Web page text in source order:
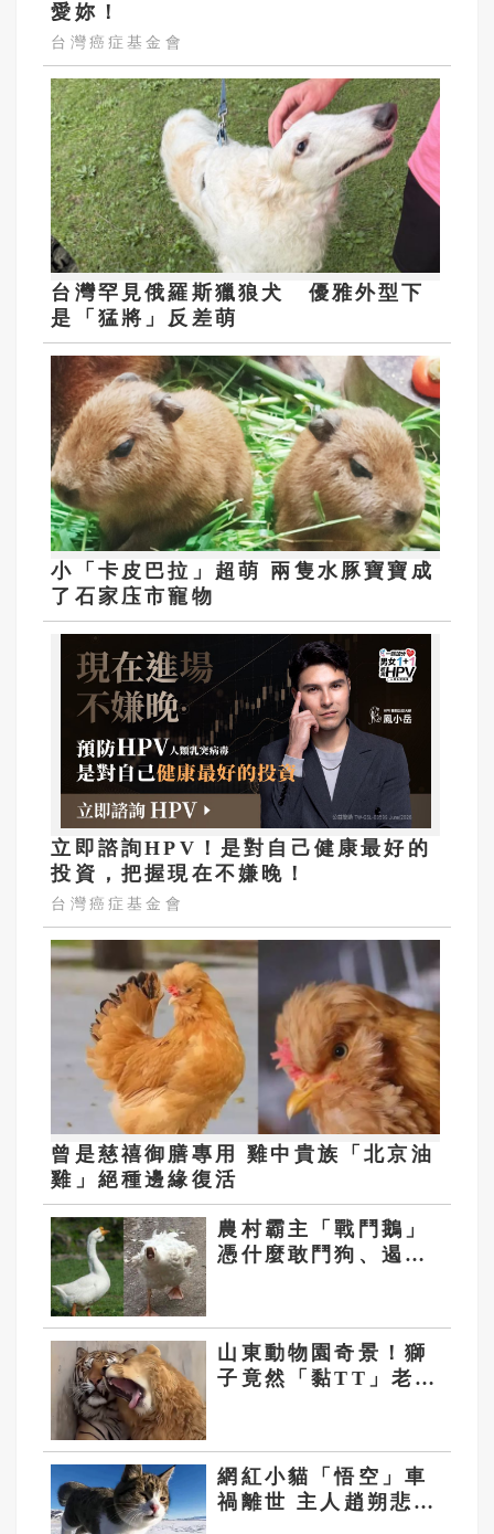
愛妳！
台灣癌症基金會
台灣罕見俄羅斯獵狼犬 優雅外型下
是「猛將」反差萌
小「卡皮巴拉」超萌 兩隻水豚寶寶成
了石家庒市寵物
立即諮詢HPV！是對自己健康最好的
投資，把握現在不嫌晚！
台灣癌症基金會
曾是慈禧御膳專用 雞中貴族「北京油
雞」絕種邊緣復活
農村霸主「戰鬥鵝」
憑什麼敢鬥狗、遏
山東動物園奇景！獅
子竟然「黏TT」老虎
網紅小貓「悟空」車
禍離世 主人趙朔悲苦